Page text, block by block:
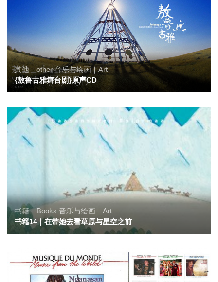
其他｜other 音乐与绘画｜Art
{敖鲁古雅舞台剧}原声CD
书籍｜Books 音乐与绘画｜Art
书籍14｜在带她去看草原与星空之前